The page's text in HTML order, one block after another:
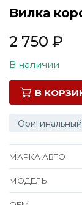
Вилка
2 750 ₽
В наличии
В
МАРКА АВТО
МОДЕЛЬ